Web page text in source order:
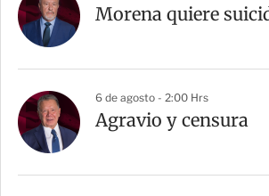
Morena quiere
6 de agosto - 2:00 Hrs
Agravio y censura